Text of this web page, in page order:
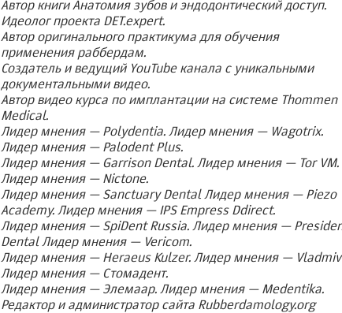
Автор книги Анатомия зубов и эндодонтический доступ.
Идеолог проекта DET.expert.
Автор оригинального практикума для обучения
применения раббердам.
Создатель и ведущий YouTube канала с уникальными
документальными видео.
Автор видео курса по имплантации на системе Thommen
Medical.
Лидер мнения — Polydentia. Лидер мнения — Wagotrix.
Лидер мнения — Palodent Plus.
Лидер мнения — Garrison Dental. Лидер мнения — Tor VM.
Лидер мнения — Nictone.
Лидер мнения — Sanctuary Dental Лидер мнения — Piezo
Academy. Лидер мнения — IPS Empress Ddirect.
Лидер мнения — SpiDent Russia. Лидер мнения —
Dental Лидер мнения — Vericom.
Лидер мнения — Heraeus Kulzer. Лидер мнения —
Лидер мнения — Стомадент.
Лидер мнения — Элемаар. Лидер мнения — Medentika.
Редактор и администратор сайта Rubberdamology.org